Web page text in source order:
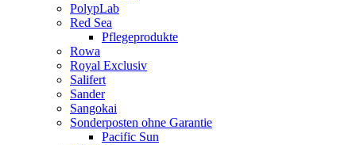
PolypLab
Red Sea
Pflegeprodukte
Rowa
Royal Exclusiv
Salifert
Sander
Sangokai
Sonderposten ohne Garantie
Pacific Sun